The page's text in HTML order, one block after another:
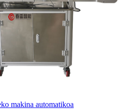
makina automatikoa